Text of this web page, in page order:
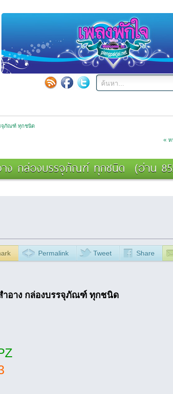
รจุภัณฑ์ ทุกชนิด
« ห
าง กล่องบรรจุภัณฑ์ ทุกชนิด (อ่าน
Permalink Tweet Share
ำอาง กล่องบรรจุภัณฑ์ ทุกชนิด